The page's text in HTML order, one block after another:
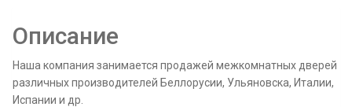
Описание
Наша компания занимается продажей межкомнатных дверей
различных производителей Беллорусии, Ульяновска, Италии,
Испании и др.